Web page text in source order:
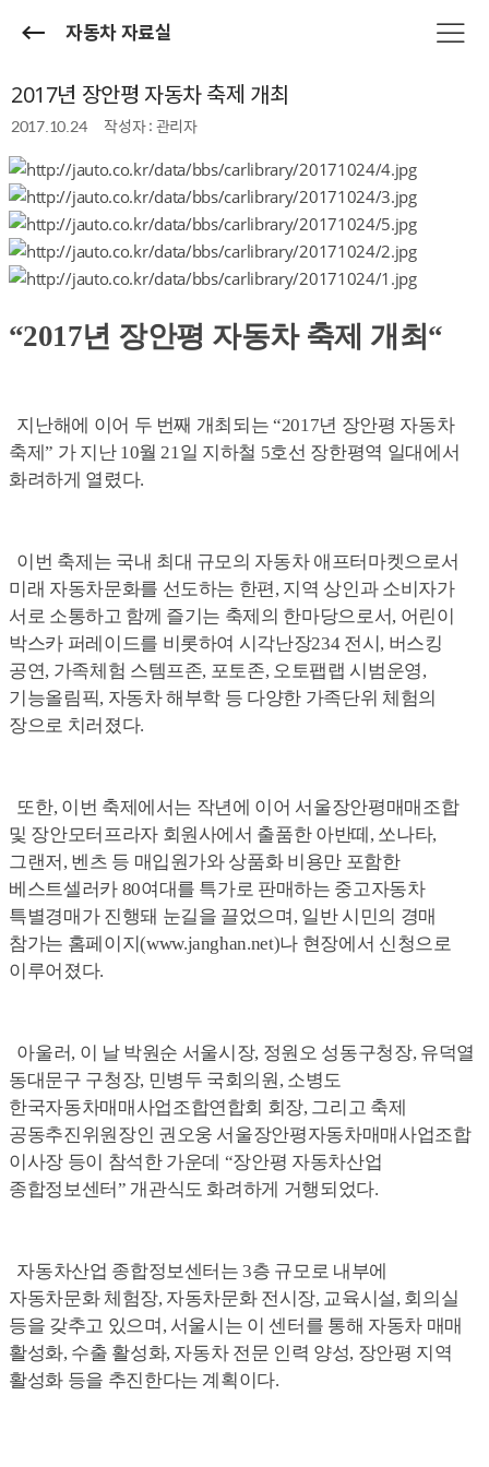
자동차 자료실
2017년 장안평 자동차 축제 개최
2017.10.24 작성자 : 관리자
“2017년 장안평 자동차 축제 개최“
지난해에 이어 두 번째 개최되는 “2017년 장안평 자동차
축제” 가 지난 10월 21일 지하철 5호선 장한평역 일대에서
화려하게 열렸다.
이번 축제는 국내 최대 규모의 자동차 애프터마켓으로서
미래 자동차문화를 선도하는 한편, 지역 상인과 소비자가
서로 소통하고 함께 즐기는 축제의 한마당으로서, 어린이
박스카 퍼레이드를 비롯하여 시각난장234 전시, 버스킹
공연, 가족체험 스템프존, 포토존, 오토팹랩 시범운영,
기능올림픽, 자동차 해부학 등 다양한 가족단위 체험의
장으로 치러졌다.
또한, 이번 축제에서는 작년에 이어 서울장안평매매조합
및 장안모터프라자 회원사에서 출품한 아반떼, 쏘나타,
그랜저, 벤츠 등 매입원가와 상품화 비용만 포함한
베스트셀러카 80여대를 특가로 판매하는 중고자동차
특별경매가 진행돼 눈길을 끌었으며, 일반 시민의 경매
참가는 홈페이지(www.janghan.net)나 현장에서 신청으로
이루어졌다.
아울러, 이 날 박원순 서울시장, 정원오 성동구청장, 유덕열
동대문구 구청장, 민병두 국회의원, 소병도
한국자동차매매사업조합연합회 회장, 그리고 축제
공동추진위원장인 권오웅 서울장안평자동차매매사업조합
이사장 등이 참석한 가운데 “장안평 자동차산업
종합정보센터” 개관식도 화려하게 거행되었다.
자동차산업 종합정보센터는 3층 규모로 내부에
자동차문화 체험장, 자동차문화 전시장, 교육시설, 회의실
등을 갖추고 있으며, 서울시는 이 센터를 통해 자동차 매매
활성화, 수출 활성화, 자동차 전문 인력 양성, 장안평 지역
활성화 등을 추진한다는 계획이다.